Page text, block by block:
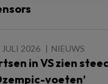
JULI 2026 NIEUWS
in VS zien
voeten’